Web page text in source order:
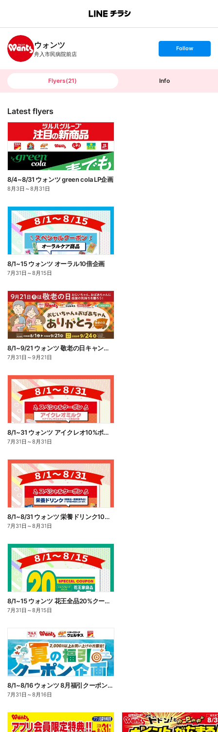
B
n
c
h
T
ウォンツ
舟入市民病院前店
s
t
o
Follow
Flyers(21) Info
Latest flyers
8/4~8/31 ウォンツ green cola LP企画
8月3日 ～8月31日
8/1~15 ウォンツ オーラル10倍企画
7月31日 ～8月15日
8/1~9/21 ウォンツ 敬老の日キャンペーン
7月31日 ～9月21日
8/1~31 ウォンツ アイクレオ10%ポイント還元
7月31日 ～8月31日
8/1~8/31 ウォンツ 栄養ドリンク10%ポイント還元
7月31日 ～8月31日
8/1~15 ウォンツ 花王全品20%クーポン
7月31日 ～8月15日
8/1~8/16 ウォンツ 8月福引クーポン企画
7月31日 ～8月16日